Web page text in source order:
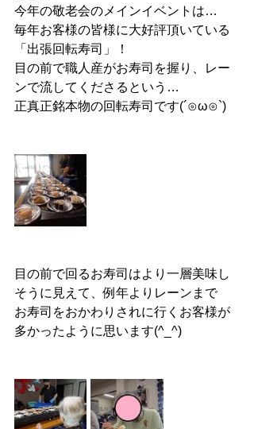
今年の敬老会のメインイベントは…
毎年お客様の皆様に大好評頂いている
「出張回転寿司」！
目の前で職人産がお寿司を握り、レー
ンで流してくださるという…
正真正銘本物の回転寿司です(´⊙ω⊙`)
目の前で回るお寿司はより一層美味し
そうに見えて、例年よりレーンまで
お寿司をおかわりされに行くお客様が
多かったように思います(^_^)